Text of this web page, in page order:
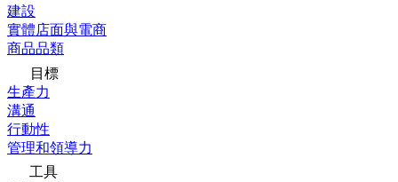
建設
實體店面與電商
商品品類
目標
生產力
溝通
行動性
管理和領導力
工具